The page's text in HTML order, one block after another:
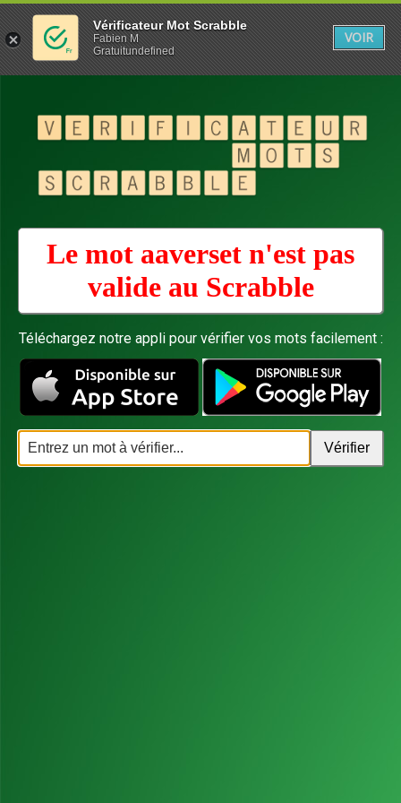
Le mot aaverset n'est pas
valide au Scrabble
Téléchargez notre appli pour vérifier vos mots facilement :
Vérificateur Mot Scrabble
Fabien M
Gratuitundefined
VOIR